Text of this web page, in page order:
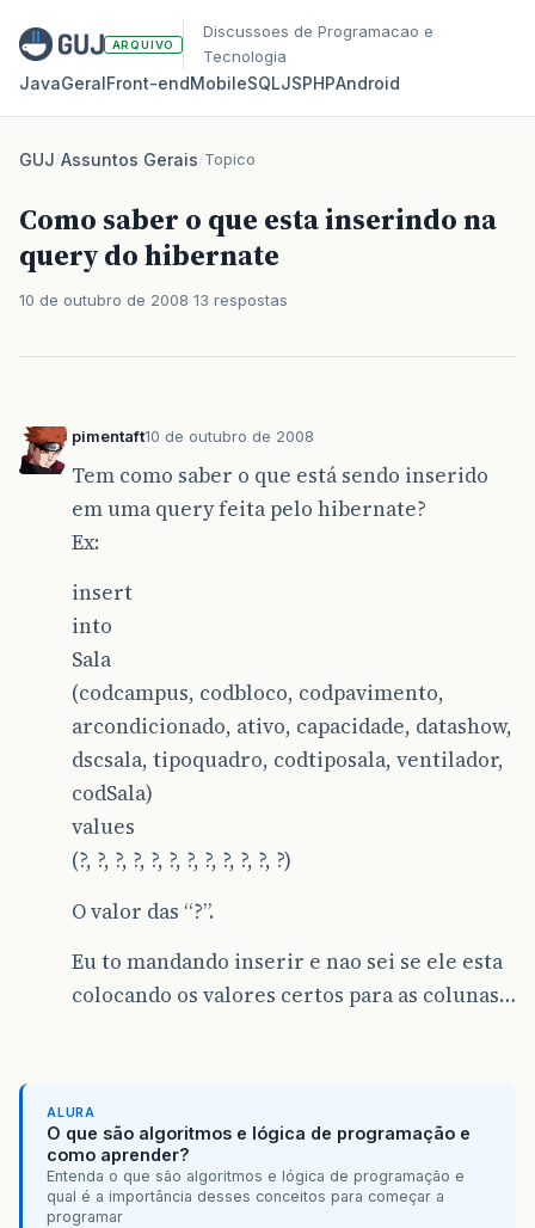
ARQUIVO
Discussoes de Programacao e
Tecnologia
JavaGeralFront‑endMobileSQLJSPHPAndroid
GUJ/Assuntos Gerais/Topico
Como saber o que esta inserindo na
query do hibernate
10 de outubro de 2008 13 respostas
pimentaft10 de outubro de 2008
Tem como saber o que está sendo inserido
em uma query feita pelo hibernate?
Ex:
insert
into
Sala
(codcampus, codbloco, codpavimento,
arcondicionado, ativo, capacidade, datashow,
dscsala, tipoquadro, codtiposala, ventilador,
codSala)
values
(?, ?, ?, ?, ?, ?, ?, ?, ?, ?, ?, ?)
O valor das “?”.
Eu to mandando inserir e nao sei se ele esta
colocando os valores certos para as colunas…
ALURA
O que são algoritmos e lógica de programação e
como aprender?
Entenda o que são algoritmos e lógica de programação e
qual é a importância desses conceitos para começar a
programar